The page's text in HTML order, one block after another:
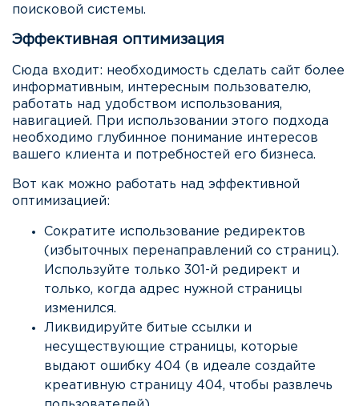
поисковой системы.
Эффективная оптимизация
Сюда входит: необходимость сделать сайт более
информативным, интересным пользователю,
работать над удобством использования,
навигацией. При использовании этого подхода
необходимо глубинное понимание интересов
вашего клиента и потребностей его бизнеса.
Вот как можно работать над эффективной
оптимизацией:
Сократите использование редиректов
(избыточных перенаправлений со страниц).
Используйте только 301-й редирект и
только, когда адрес нужной страницы
изменился.
Ликвидируйте битые ссылки и
несуществующие страницы, которые
выдают ошибку 404 (в идеале создайте
креативную страницу 404, чтобы развлечь